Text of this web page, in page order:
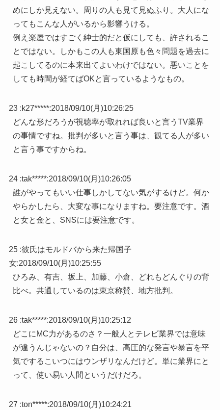
めにしか見えない。周りの人も見て見ぬふり。大人にな
ってもこんな人がいるから影響うける。
例え楽屋ではすごく紳士的だと仮にしても、許されるこ
とではない。しかもこの人も東国原も色々問題を過去に
起こしてるのに本来出てよいわけではない。悪いことを
しても時間が経てばOKと言っているようなもの。
23 :k27*****:2018/09/10(月)10:26:25
どんな形だろうが視聴率が取れれば良いと言うTV業界
の事情ですね。批判が多いと言う事は、観てる人が多い
と言う事ですからね。
24 :tak*****:2018/09/10(月)10:26:05
誰がやってもいい仕事しかしてない気がするけど。何か
やらかしたら、大変な事になりますね。要注意です。酒
と女と金と、SNSには要注意です。
25 :彼氏はモルドバから来た帰国子
女:2018/09/10(月)10:25:55
ひろみ、有吉、坂上、加藤、小倉、どれもどんぐりの背
比べ。共通しているのは東京称賛、地方批判。
26 :tak*****:2018/09/10(月)10:25:12
どこにMC力があるのさ？一般人とテレビ業界では意味
が違うんじゃないの？自分は、高圧的な発言や暴言を平
気でするこいつにはウンザリなんだけど。単に業界にと
って、使い易い人間というだけだろ。
27 :ton*****:2018/09/10(月)10:24:21